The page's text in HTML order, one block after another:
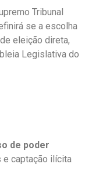
Tribunal
se a escolha
eleição direta,
Legislativa do
de poder
e captação ilícita